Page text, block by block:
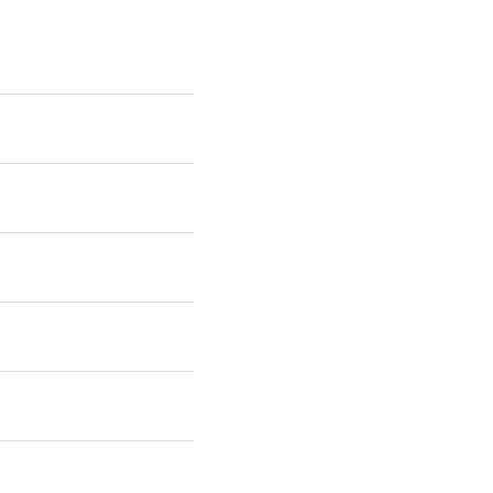
Probepaket selbst
in der Ihr alle
So kannst du es
Uns einfach
desto
den Konfigurator.
Kreativität freien Lauf
Informationen,
Zusätzlich bieten wir
abgeschlossen
WhatsApp